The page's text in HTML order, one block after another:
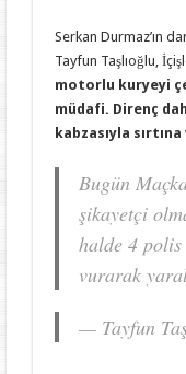
Serkan Durmaz’ın
Tayfun Taşlıoğlu,
motorlu kuryeyi
müdafi. Direnç
kabzasıyla
Bugün
şikayetçi
halde 4 polis
vurarak
— Tayfun